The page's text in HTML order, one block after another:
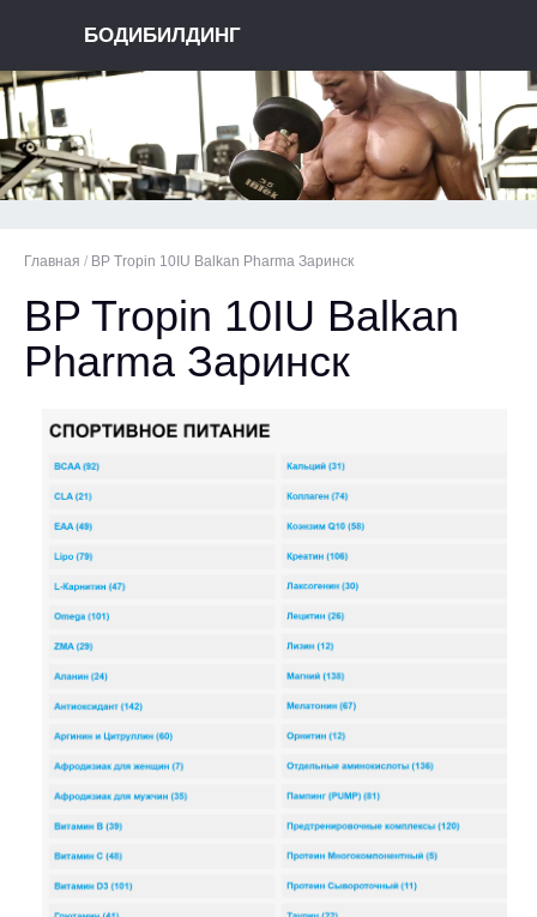
БОДИБИЛДИНГ
Главная / BP Tropin 10IU Balkan Pharma Заринск
BP Tropin 10IU Balkan
Pharma Заринск